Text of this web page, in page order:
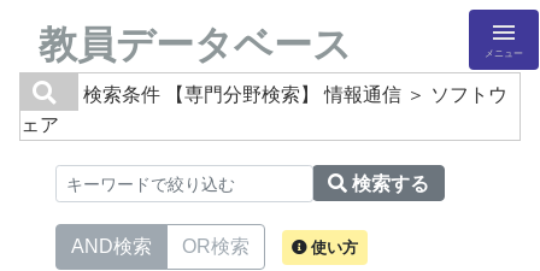
教員データベース メニュー
検索条件
【専門分野検索】 情報通信 ＞ ソフトウ
ェア
検索する
AND検索 OR検索 使い方